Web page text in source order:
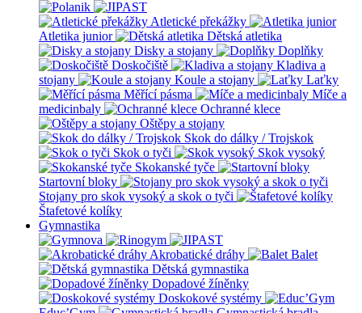
Atletické překážky
Atletika junior
Dětská atletika
Disky a stojany
Doplňky
Doskočiště
Kladiva a
stojany
Koule a stojany
Laťky
Měřící pásma
Míče a
medicinbaly
Ochranné klece
Oštěpy a stojany
Skok do dálky / Trojskok
Skok o tyči
Skok vysoký
Skokanské tyče
Startovní bloky
Stojany pro skok vysoký a skok o tyči
Štafetové kolíky
Gymnastika
Akrobatické dráhy
Balet
Dětská gymnastika
Dopadové žíněnky
Doskokové systémy